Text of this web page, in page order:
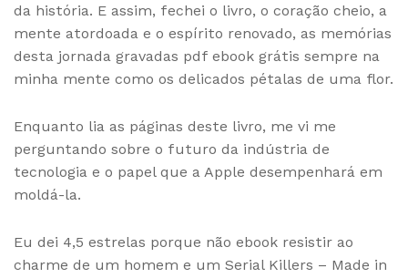
da história. E assim, fechei o livro, o coração cheio, a
mente atordoada e o espírito renovado, as memórias
desta jornada gravadas pdf ebook grátis sempre na
minha mente como os delicados pétalas de uma flor.
Enquanto lia as páginas deste livro, me vi me
perguntando sobre o futuro da indústria de
tecnologia e o papel que a Apple desempenhará em
moldá-la.
Eu dei 4,5 estrelas porque não ebook resistir ao
charme de um homem e um Serial Killers – Made in